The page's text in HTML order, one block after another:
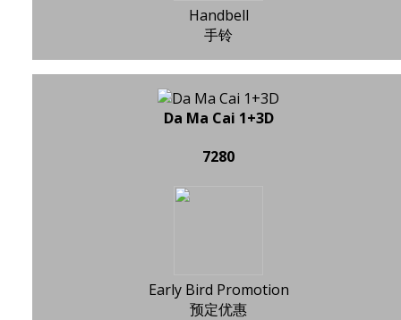
Handbell
手铃
Da Ma Cai 1+3D
7280
Early Bird Promotion
预定优惠